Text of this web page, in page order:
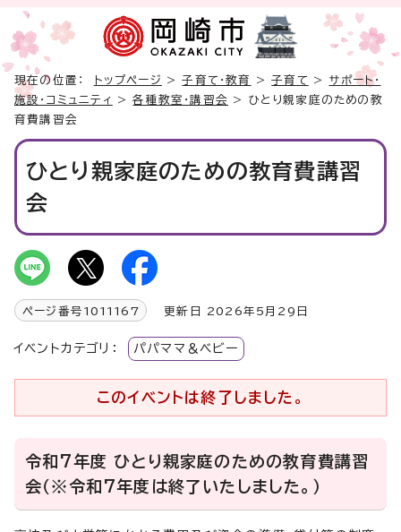
現在の位置： トップページ >子育て・教育 >子育て > サポート・
施設・コミュニティ
>各種教室・講習会
> ひとり親家庭のための教
育費講習会
ひとり親家庭のための教育費講習
会
ページ番号 1011167 更新日 2026年5月29日
イベントカテゴリ： パパママ＆ベビー
このイベントは終了しました。
令和7年度 ひとり親家庭のための教育費講習
会（※令和7年度は終了いたしました。）